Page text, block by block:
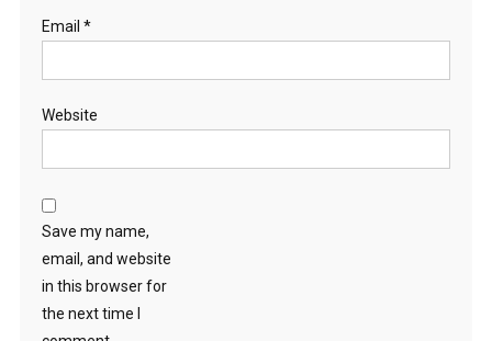
Email *
Website
Save my name,
email, and website
in this browser for
the next time I